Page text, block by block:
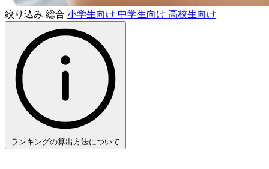
絞り込み 総合 小学生向け 中学生向け 高校生向け
ランキングの算出方法について